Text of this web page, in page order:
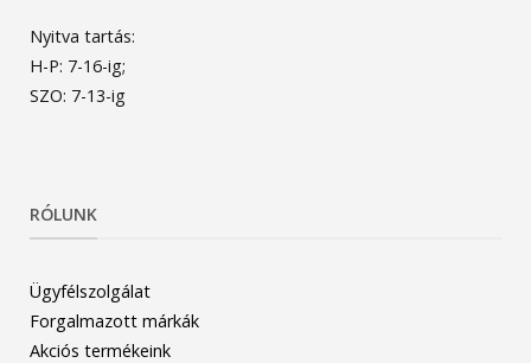
Nyitva tartás:
H-P: 7-16-ig;
SZO: 7-13-ig
RÓLUNK
Ügyfélszolgálat
Forgalmazott márkák
Akciós termékeink